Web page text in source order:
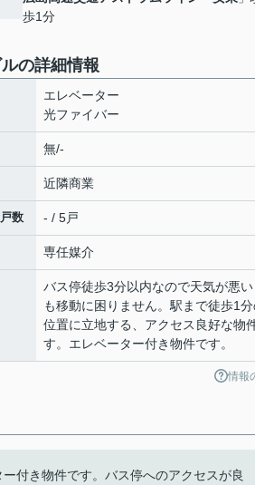
歩1分
の詳細情報
エレベーター
光ファイバー
無/-
近隣商業
数 - / 5戸
専任媒介
バス停徒歩3分以内なので天気が悪い
も移動に困りません。駅まで徒歩1
位置に立地する、アクセス良好な物
す。エレベーター付き物件です。
情報
付き物件です。バス停へのアクセスが良